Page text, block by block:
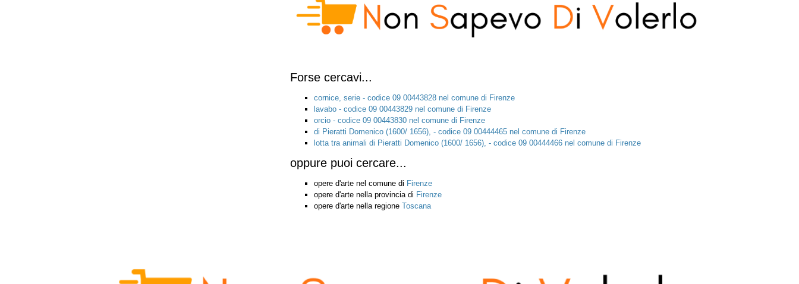
Forse cercavi...
cornice, serie - codice 09 00443828 nel comune di Firenze
lavabo - codice 09 00443829 nel comune di Firenze
orcio - codice 09 00443830 nel comune di Firenze
di Pieratti Domenico (1600/ 1656), - codice 09 00444465 nel comune di Firenze
lotta tra animali di Pieratti Domenico (1600/ 1656), - codice 09 00444466 nel comune di Firenze
oppure puoi cercare...
opere d'arte nel comune di Firenze
opere d'arte nella provincia di Firenze
opere d'arte nella regione Toscana